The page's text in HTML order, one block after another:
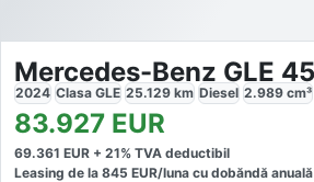
2024 Clasa GLE 25.129 km Diesel 2.989 cm³
83.927 EUR
69.361 EUR + 21% TVA deductibil
Leasing de la 845 EUR/luna cu dobăndă anuală